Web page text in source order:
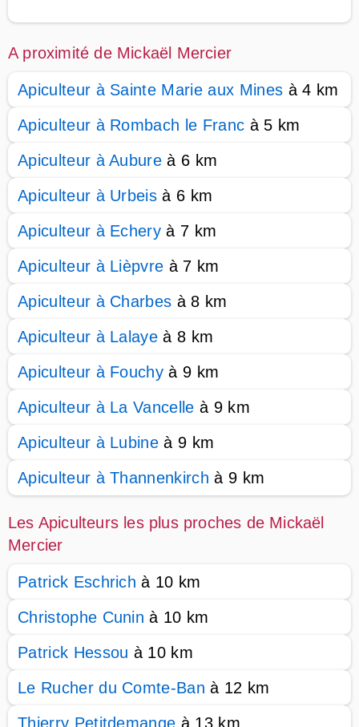
A proximité de Mickaël Mercier
Apiculteur à Sainte Marie aux Mines à 4 km
Apiculteur à Rombach le Franc à 5 km
Apiculteur à Aubure à 6 km
Apiculteur à Urbeis à 6 km
Apiculteur à Echery à 7 km
Apiculteur à Lièpvre à 7 km
Apiculteur à Charbes à 8 km
Apiculteur à Lalaye à 8 km
Apiculteur à Fouchy à 9 km
Apiculteur à La Vancelle à 9 km
Apiculteur à Lubine à 9 km
Apiculteur à Thannenkirch à 9 km
Les Apiculteurs les plus proches de Mickaël
Mercier
Patrick Eschrich à 10 km
Christophe Cunin à 10 km
Patrick Hessou à 10 km
Le Rucher du Comte-Ban à 12 km
Thierry Petitdemange à 13 km